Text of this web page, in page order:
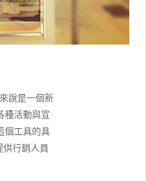
說是一個新
種活動與宣
個工具的具
行銷人員